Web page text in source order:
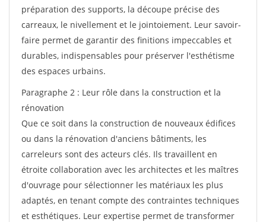
préparation des supports, la découpe précise des
carreaux, le nivellement et le jointoiement. Leur savoir-
faire permet de garantir des finitions impeccables et
durables, indispensables pour préserver l'esthétisme
des espaces urbains.
Paragraphe 2 : Leur rôle dans la construction et la
rénovation
Que ce soit dans la construction de nouveaux édifices
ou dans la rénovation d'anciens bâtiments, les
carreleurs sont des acteurs clés. Ils travaillent en
étroite collaboration avec les architectes et les maîtres
d'ouvrage pour sélectionner les matériaux les plus
adaptés, en tenant compte des contraintes techniques
et esthétiques. Leur expertise permet de transformer